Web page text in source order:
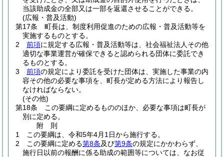
当該助成金の全部又は一部を返還させることができる。
(広報・普及活動)
第17条
町長は、制度利用促進のための広報・普及活動等を
実施するものとする。
2
前項に規定する広報・普及活動等は、社会福祉法人その他
適切な事業運営が確保できると認められる団体に委託でき
るものとする。
3
前項の規定により委託を受けた団体は、実施した事業の内
容その他の必要な事項を、町長が定める方法により報告し
なければならない。
(その他)
第18条
この要綱に定めるもののほか、必要な事項は町長が
別に定める。
附 則
1
この要綱は、令和5年4月1日から施行する。
2
この要綱に定める第8条及び第9条の規定にかかわらず、
施行日以前の報酬に係る助成の範囲等については、なお従